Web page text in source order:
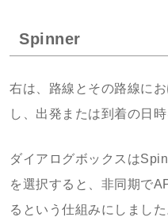
Spinner
右は、路線とその路線に
し、出発または到着の日時
ダイアログボックスは
を選択すると、非同期で
るという仕組みにしまし